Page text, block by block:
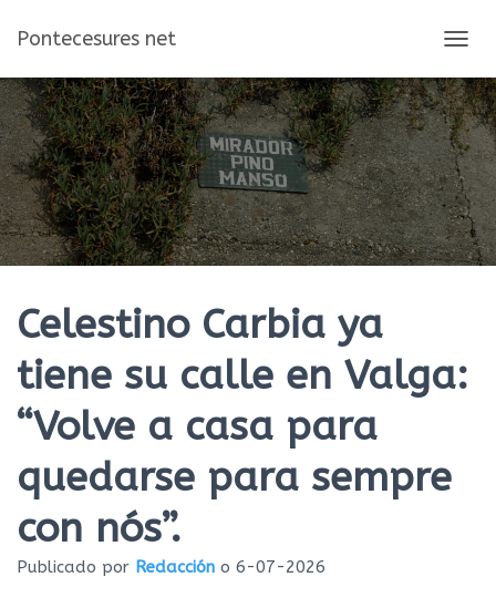
Pontecesures net
A
M
B
I
A
R
M
O
D
O
V
E
Celestino Carbia ya
tiene su calle en Valga:
“Volve a casa para
quedarse para sempre
con nós”.
Publicado por Redacción o 6-07-2026